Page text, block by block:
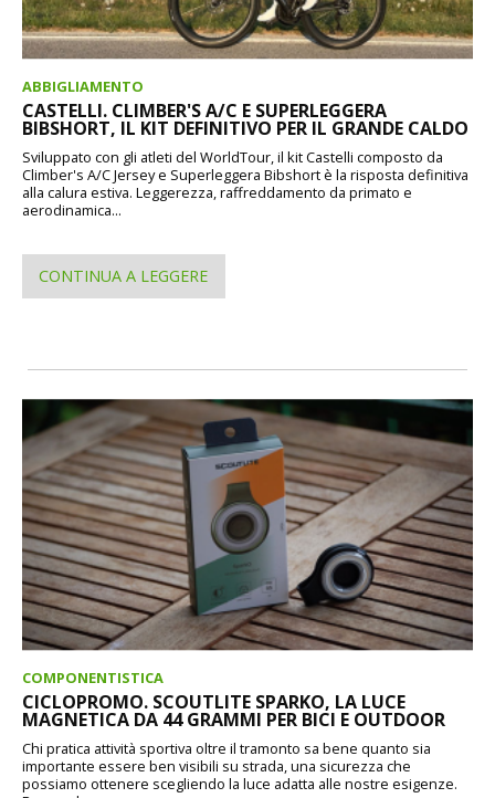
ABBIGLIAMENTO
CASTELLI. CLIMBER'S A/C E SUPERLEGGERA
BIBSHORT, IL KIT DEFINITIVO PER IL GRANDE CALDO
Sviluppato con gli atleti del WorldTour, il kit Castelli composto da
Climber's A/C Jersey e Superleggera Bibshort è la risposta definitiva
alla calura estiva. Leggerezza, raffreddamento da primato e
aerodinamica...
CONTINUA A LEGGERE
COMPONENTISTICA
CICLOPROMO. SCOUTLITE SPARKO, LA LUCE
MAGNETICA DA 44 GRAMMI PER BICI E OUTDOOR
Chi pratica attività sportiva oltre il tramonto sa bene quanto sia
importante essere ben visibili su strada, una sicurezza che
possiamo ottenere scegliendo la luce adatta alle nostre esigenze.